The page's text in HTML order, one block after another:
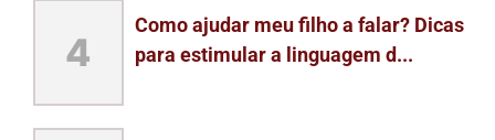
4
Como ajudar meu filho a falar? Dicas
para estimular a linguagem d...